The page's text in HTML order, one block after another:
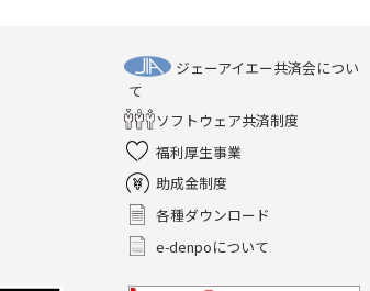
ジェーアイエー共済会につい
て
ソフトウェア共済制度
福利厚生事業
助成金制度
各種ダウンロード
e-denpoについて